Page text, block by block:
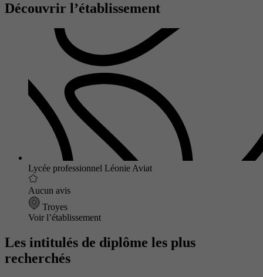
Découvrir l’établissement
Lycée professionnel Léonie Aviat
Aucun avis
Troyes
Voir l’établissement
Les intitulés de diplôme les plus
recherchés